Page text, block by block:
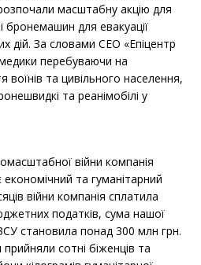
масштабну акцію для
і бронемашин для евакуації
дій. За словами СЕО «Епіцентр
перебуваючи на
та цивільного населення,
та реанімобілі у
війни компанія
та гуманітарний
війни компанія сплатила
податків, сума нашої
становила понад 300 млн грн.
сотні біженців та